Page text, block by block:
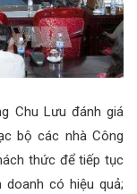
Chu Lưu đánh giá
bộ các nhà Công
thức để tiếp tục
có hiệu quả;